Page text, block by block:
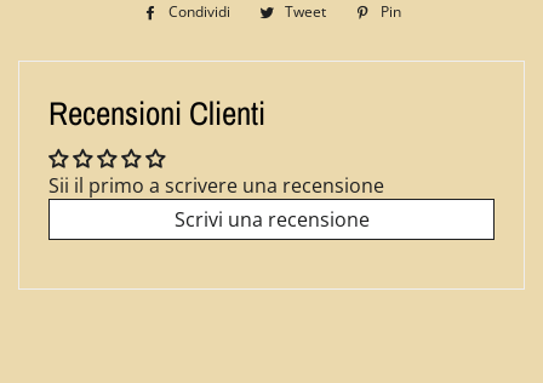
Condividi
Condividi
Facebook
Tweet
Twitta
Twitter
Pin
Pinterest
Recensioni Clienti
Sii il primo a scrivere una recensione
Scrivi una recensione